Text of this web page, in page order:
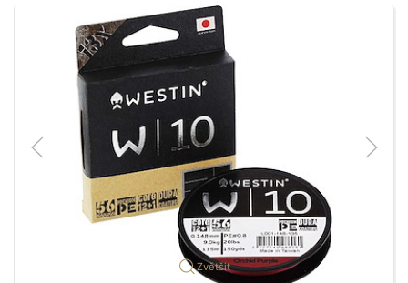
Zvětšit